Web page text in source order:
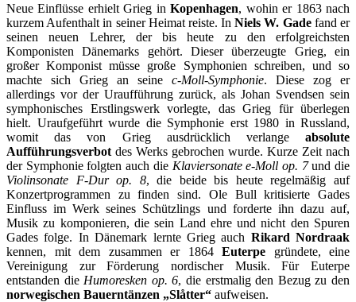
Neue Einflüsse erhielt Grieg inKopenhagen, wohin er 1863 nach
kurzem Aufenthalt in seiner Heimat reiste. InNiels W. Gadefand er
seinen neuen Lehrer, der bis heute zu den erfolgreichsten
Komponisten Dänemarks gehört. Dieser überzeugte Grieg, ein
großer Komponist müsse große Symphonien schreiben, und so
machte sich Grieg an seine c-Moll-Symphonie. Diese zog er
allerdings vor der Uraufführung zurück, als Johan Svendsen sein
symphonisches Erstlingswerk vorlegte, das Grieg für überlegen
hielt. Uraufgeführt wurde die Symphonie erst 1980 in Russland,
womit das von Grieg ausdrücklich verlange absolute
Aufführungsverbot des Werks gebrochen wurde. Kurze Zeit nach
der Symphonie folgten auch die Klaviersonate e-Moll op. 7und die
Violinsonate F-Dur op. 8, die beide bis heute regelmäßig auf
Konzertprogrammen zu finden sind. Ole Bull kritisierte Gades
Einfluss im Werk seines Schützlings und forderte ihn dazu auf,
Musik zu komponieren, die sein Land ehre und nicht den Spuren
Gades folge. In Dänemark lernte Grieg auch Rikard Nordraak
kennen, mit dem zusammen er 1864 Euterpe gründete, eine
Vereinigung zur Förderung nordischer Musik. Für Euterpe
entstanden die Humoresken op. 6, die erstmalig den Bezug zu den
norwegischen Bauerntänzen „Slåtter“ aufweisen.